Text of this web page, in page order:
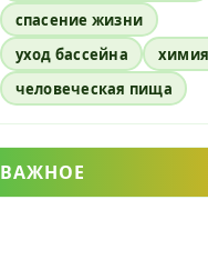
спасение жизни
уход бассейна
человеческая пища
ВАЖНОЕ